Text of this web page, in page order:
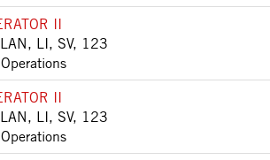
II
LI, SV, 123
II
LI, SV, 123